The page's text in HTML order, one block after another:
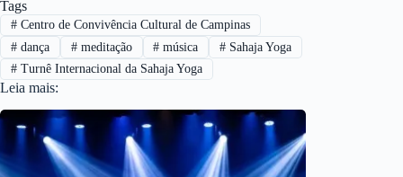
Tags
#Centro de Convivência Cultural de Campinas
#dança #meditação # música # Sahaja Yoga
#Turnê Internacional da Sahaja Yoga
Leia mais: